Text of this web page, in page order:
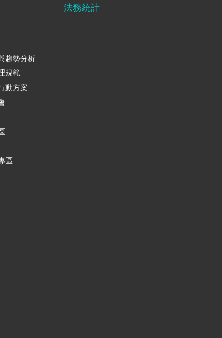
趨勢分析
規範
動方案
區
法務統計